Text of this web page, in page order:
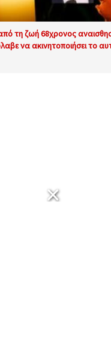
τη ζωή 68χρονος
να ακινητοποιήσει το